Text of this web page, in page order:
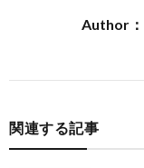
Author
関連する記事